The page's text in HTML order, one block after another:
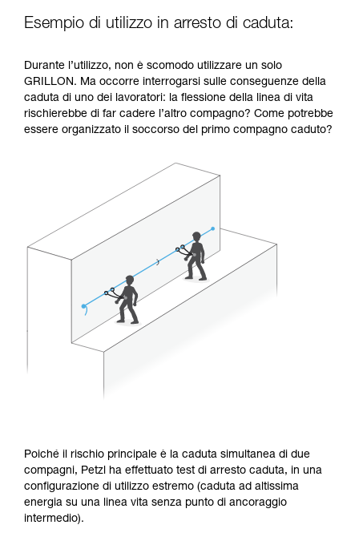
Esempio di utilizzo in arresto di caduta:
Durante l’utilizzo, non è scomodo utilizzare un solo
GRILLON. Ma occorre interrogarsi sulle conseguenze della
caduta di uno dei lavoratori: la flessione della linea di vita
rischierebbe di far cadere l’altro compagno? Come potrebbe
essere organizzato il soccorso del primo compagno caduto?
Poiché il rischio principale è la caduta simultanea di due
compagni, Petzl ha effettuato test di arresto caduta, in una
configurazione di utilizzo estremo (caduta ad altissima
energia su una linea vita senza punto di ancoraggio
intermedio).